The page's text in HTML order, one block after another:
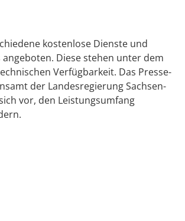
kostenlose Dienste und
angeboten. Diese stehen unter dem
Verfügbarkeit. Das Presse-
der Landesregierung Sachsen-
vor, den Leistungsumfang